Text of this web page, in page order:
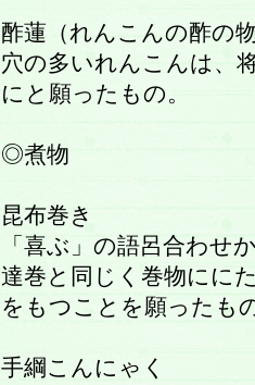
酢蓮（れんこんの酢の
穴の多いれんこんは、
にと願ったもの。
◎煮物
昆布巻き
「喜ぶ」の語呂合わせ
達巻と同じく巻物にに
をもつことを願ったも
手綱こんにゃく